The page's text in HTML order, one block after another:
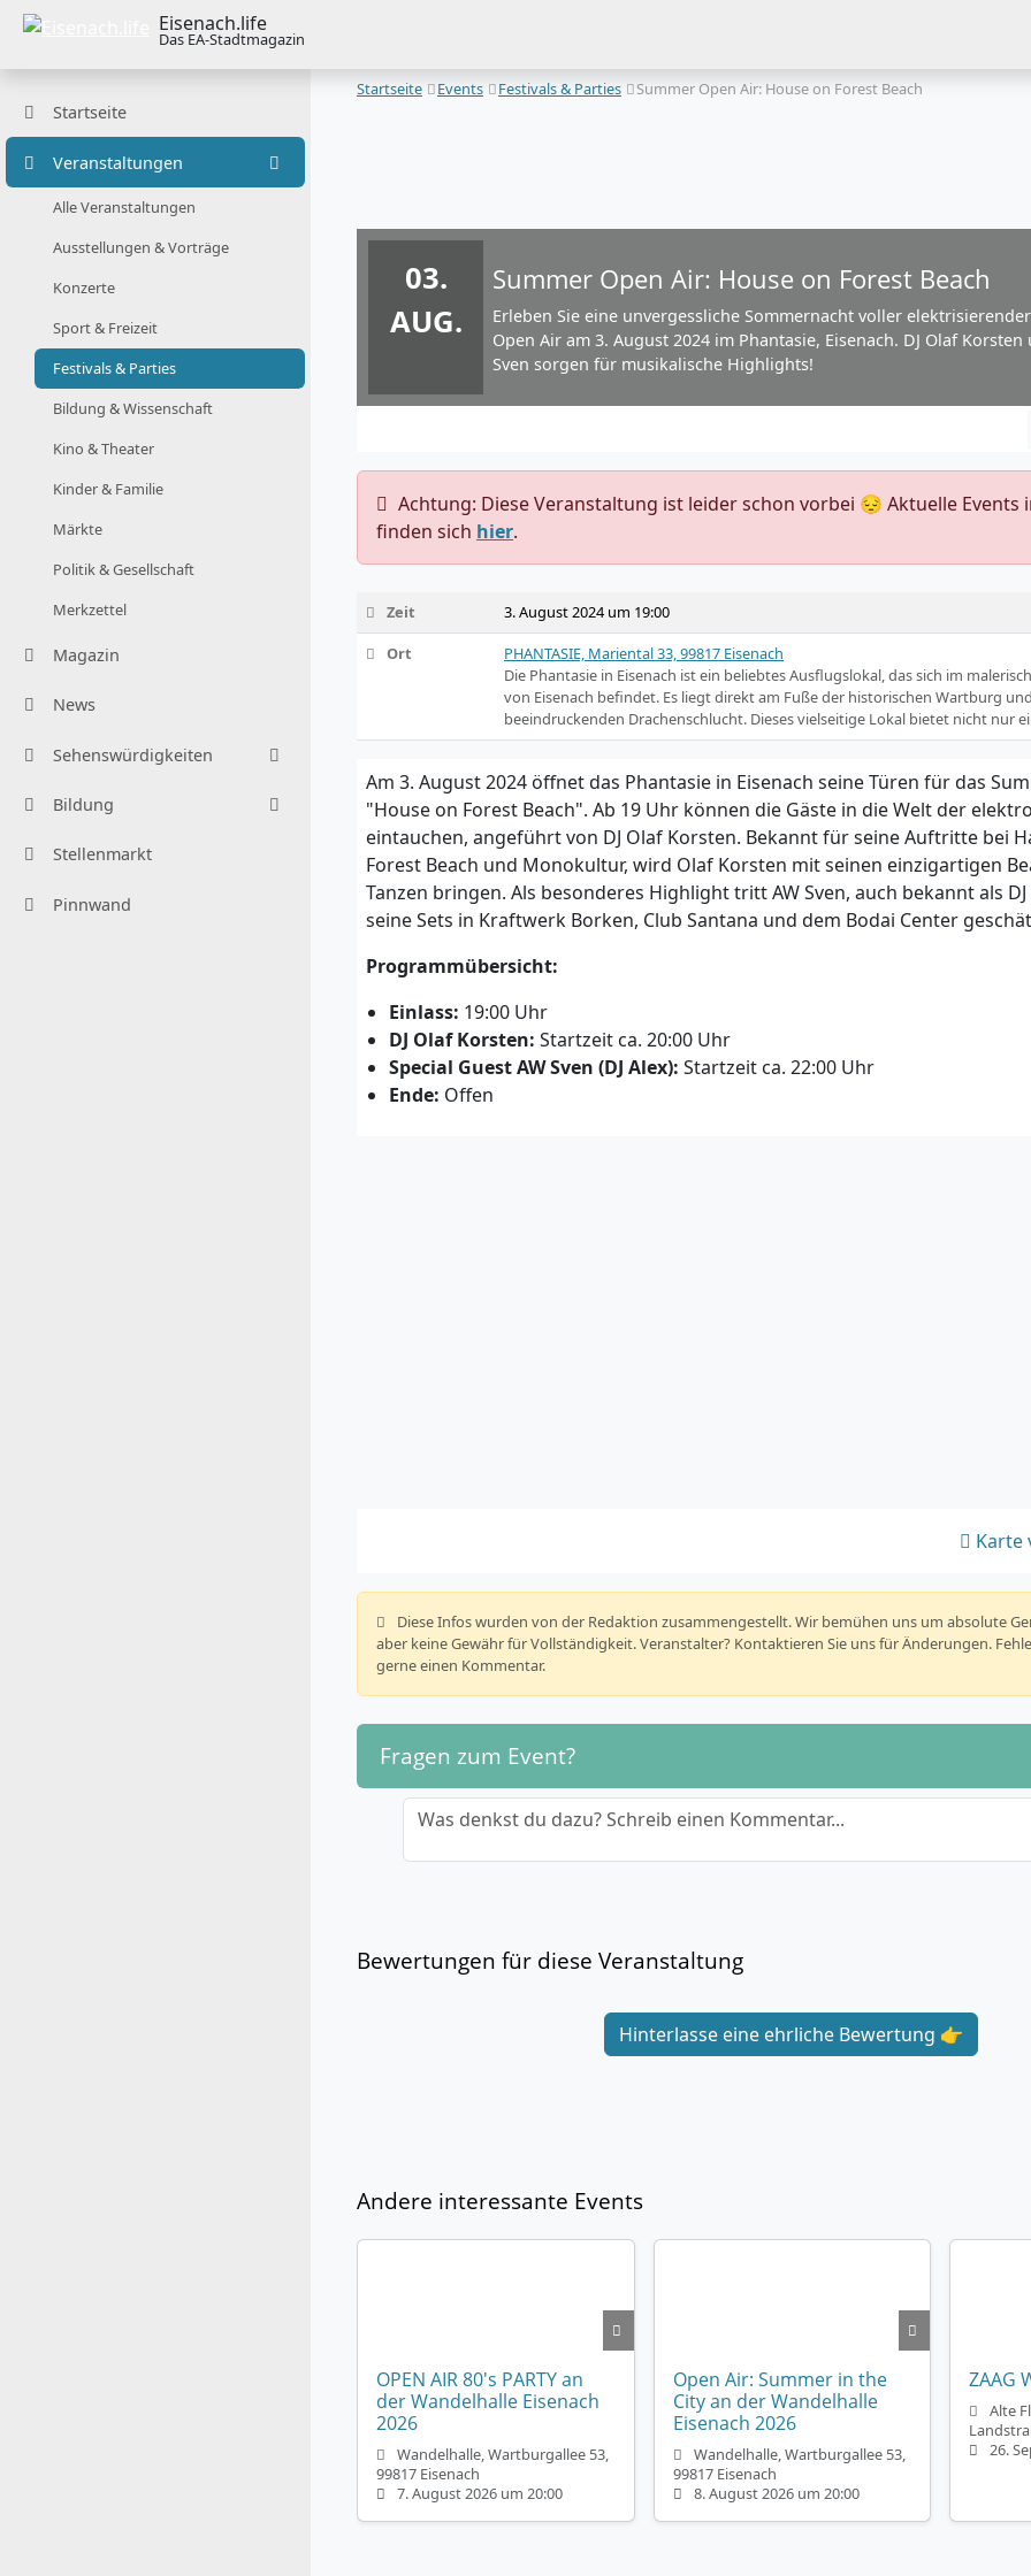
Eisenach.life
Das EA-Stadtmagazin
Startseite
Veranstaltungen
Alle Veranstaltungen
Ausstellungen & Vorträge
Konzerte
Sport & Freizeit
Festivals & Parties
Bildung & Wissenschaft
Kino & Theater
Kinder & Familie
Märkte
Politik & Gesellschaft
Merkzettel
Magazin
News
Sehenswürdigkeiten
Bildung
Stellenmarkt
Pinnwand
Startseite Events Festivals & Parties Summer Open Air: House on Forest Beach
03.
AUG.
Summer Open Air: House on Forest Beach
Erleben Sie eine unvergessliche Sommernacht voller
Open Air am 3. August 2024 im Phantasie, Eisenach. DJ Olaf Korsten
Sven sorgen für musikalische Highlights!
Achtung: Diese Veranstaltung ist leider schon vorbei 😔 Aktuelle Events
finden sich hier.
Zeit
3. August 2024 um 19:00
Ort
PHANTASIE, Mariental 33, 99817 Eisenach
Die Phantasie in Eisenach ist ein beliebtes Ausflugslokal, das sich im
von Eisenach befindet. Es liegt direkt am Fuße der historischen Wartburg
beeindruckenden Drachenschlucht. Dieses vielseitige Lokal bietet nicht nur
Am 3. August 2024 öffnet das Phantasie in Eisenach seine Türen für das
"House on Forest Beach". Ab 19 Uhr können die Gäste in die Welt der
eintauchen, angeführt von DJ Olaf Korsten. Bekannt für seine Auftritte bei
Forest Beach und Monokultur, wird Olaf Korsten mit seinen einzigartigen
Tanzen bringen. Als besonderes Highlight tritt AW Sven, auch bekannt als
seine Sets in Kraftwerk Borken, Club Santana und dem Bodai Center
Programmübersicht:
Einlass: 19:00 Uhr
DJ Olaf Korsten: Startzeit ca. 20:00 Uhr
Special Guest AW Sven (DJ Alex): Startzeit ca. 22:00 Uhr
Ende: Offen
Karte
Diese Infos wurden von der Redaktion zusammengestellt. Wir bemühen uns um absolute
aber keine Gewähr für Vollständigkeit. Veranstalter? Kontaktieren Sie uns für Änderungen.
gerne einen Kommentar.
Fragen zum Event?
Was denkst du dazu? Schreib einen Kommentar...
Bewertungen für diese Veranstaltung
Hinterlasse eine ehrliche Bewertung 👉
Andere interessante Events
OPEN AIR 80's PARTY an
der Wandelhalle Eisenach
2026
Wandelhalle, Wartburgallee 53,
99817 Eisenach
7. August 2026 um 20:00
Open Air: Summer in the
City an der Wandelhalle
Eisenach 2026
Wandelhalle, Wartburgallee 53,
99817 Eisenach
8. August 2026 um 20:00
ZAAG
Alte
26.